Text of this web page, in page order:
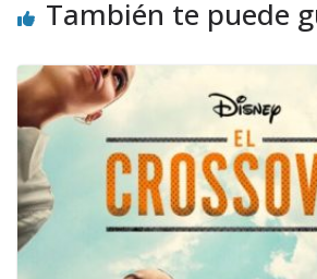
También te puede